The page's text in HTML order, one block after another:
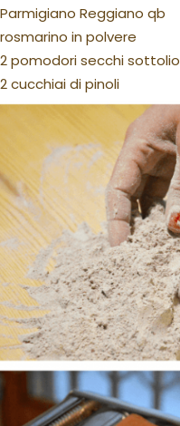
Parmigiano Reggiano qb
rosmarino in polvere
2 pomodori secchi sottolio
2 cucchiai di pinoli